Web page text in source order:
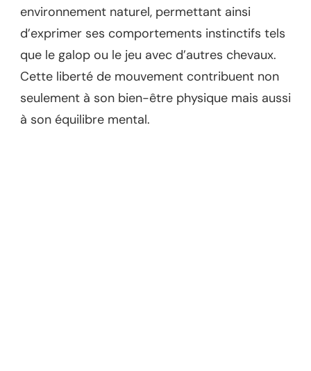
environnement naturel, permettant ainsi
d’exprimer ses comportements instinctifs tels
que le galop ou le jeu avec d’autres chevaux.
Cette liberté de mouvement contribuent non
seulement à son bien-être physique mais aussi
à son équilibre mental.